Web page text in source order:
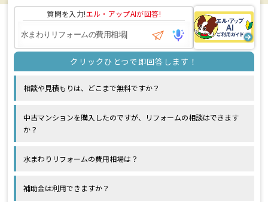
質問を入力!エル・アップAIが回答!
相談や見積もりは、どこまで無料ですか？
中古マンションを購入したのですが、リフォームの相談はできます
か？
水まわりリフォームの費用相場は？
補助金は利用できますか？